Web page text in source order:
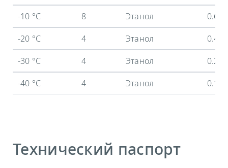
-10 °C
8 Этанол
0.6
-20 °C
4 Этанол
0.45
-30 °C
4 Этанол
0.26
-40 °C
4 Этанол 0.1
Технический паспорт